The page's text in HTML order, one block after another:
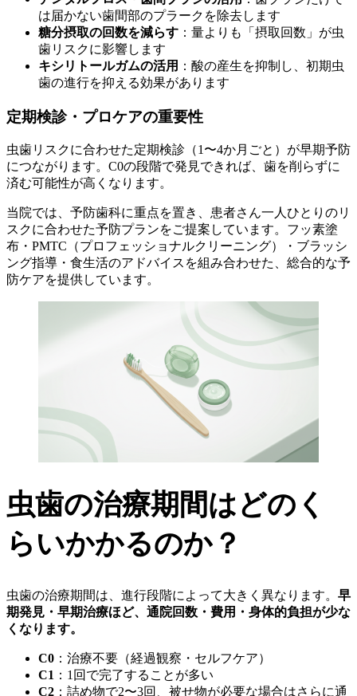
は届かない歯間部のプラークを除去します
糖分摂取の回数を減らす ：量よりも「摂取回数」が虫
歯リスクに影響します
キシリトールガムの活用 ：酸の産生を抑制し、初期虫
歯の進行を抑える効果があります
定期検診・プロケアの重要性
虫歯リスクに合わせた定期検診（1〜4か月ごと）が早期予防
につながります。C0の段階で発見できれば、歯を削らずに
済む可能性が高くなります。
当院では、予防歯科に重点を置き、患者さん一人ひとりのリ
スクに合わせた予防プランをご提案しています。フッ素塗
布・PMTC（プロフェッショナルクリーニング）・ブラッシ
ング指導・食生活のアドバイスを組み合わせた、総合的な予
防ケアを提供しています。
虫歯の治療期間はどのく
らいかかるのか？
虫歯の治療期間は、進行段階によって大きく異なります。 早
期発見・早期治療ほど、通院回数・費用・身体的負担が少な
くなります。
C0 ：治療不要（経過観察・セルフケア）
C1 ：1回で完了することが多い
C2 ：詰め物で2〜3回、被せ物が必要な場合はさらに通